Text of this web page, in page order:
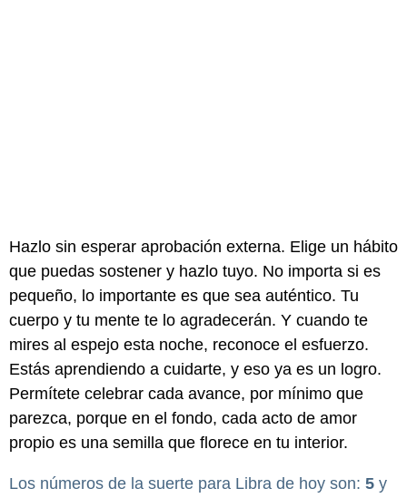
Hazlo sin esperar aprobación externa. Elige un hábito
que puedas sostener y hazlo tuyo. No importa si es
pequeño, lo importante es que sea auténtico. Tu
cuerpo y tu mente te lo agradecerán. Y cuando te
mires al espejo esta noche, reconoce el esfuerzo.
Estás aprendiendo a cuidarte, y eso ya es un logro.
Permítete celebrar cada avance, por mínimo que
parezca, porque en el fondo, cada acto de amor
propio es una semilla que florece en tu interior.
Los números de la suerte para Libra de hoy son: 5 y